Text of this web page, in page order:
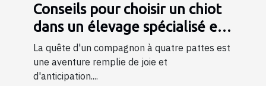
Conseils pour choisir un chiot
dans un élevage spécialisé en
bergers
La quête d'un compagnon à quatre pattes est
une aventure remplie de joie et
d'anticipation....